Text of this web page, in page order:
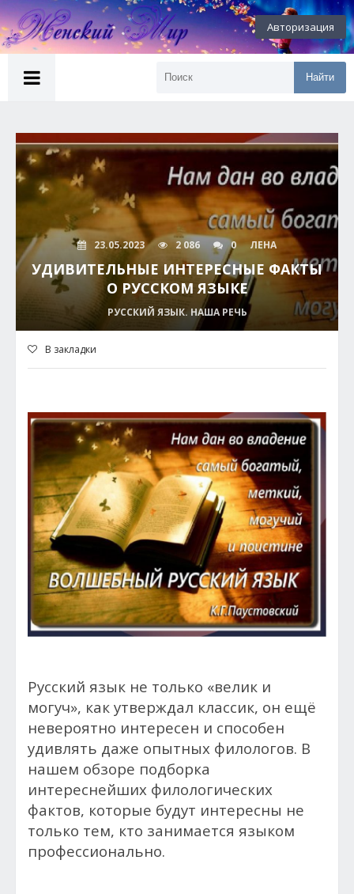
Авторизация
Найти
23.05.2023 2 086 0 ЛЕНА
УДИВИТЕЛЬНЫЕ ИНТЕРЕСНЫЕ ФАКТЫ
О РУССКОМ ЯЗЫКЕ
РУССКИЙ ЯЗЫК. НАША РЕЧЬ
В закладки
Русский язык не только «велик и
могуч», как утверждал классик, он ещё
невероятно интересен и способен
удивлять даже опытных филологов. В
нашем обзоре подборка
интереснейших филологических
фактов, которые будут интересны не
только тем, кто занимается языком
профессионально.